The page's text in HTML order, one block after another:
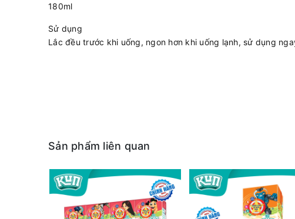
180ml
Sử dụng
Lắc đều trước khi uống, ngon hơn khi uống lạnh, sử dụng
Sản phẩm liên quan